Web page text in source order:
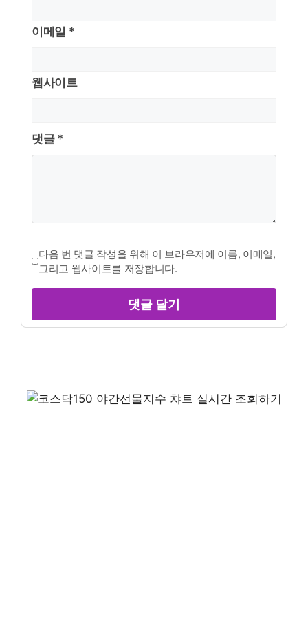
이메일 *
웹사이트
댓글 *
다음 번 댓글 작성을 위해 이 브라우저에 이름, 이메일,
그리고 웹사이트를 저장합니다.
댓글 달기